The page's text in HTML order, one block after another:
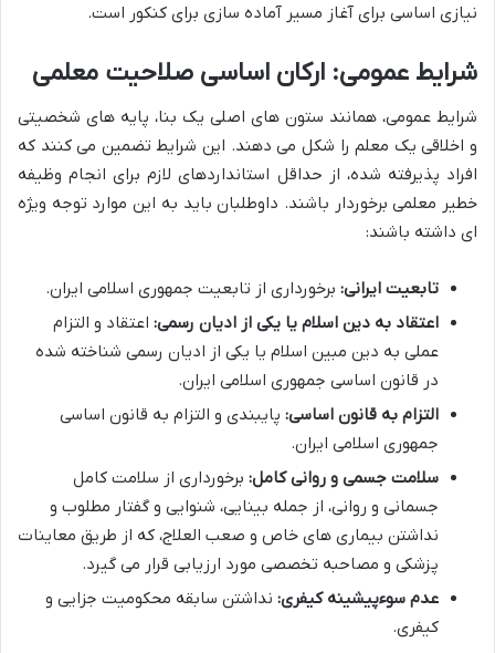
نیازی اساسی برای آغاز مسیر آماده سازی برای کنکور است.
شرایط عمومی: ارکان اساسی صلاحیت معلمی
شرایط عمومی، همانند ستون های اصلی یک بنا، پایه های شخصیتی
و اخلاقی یک معلم را شکل می دهند. این شرایط تضمین می کنند که
افراد پذیرفته شده، از حداقل استانداردهای لازم برای انجام وظیفه
خطیر معلمی برخوردار باشند. داوطلبان باید به این موارد توجه ویژه
ای داشته باشند:
تابعیت ایرانی: برخورداری از تابعیت جمهوری اسلامی ایران.
اعتقاد به دین اسلام یا یکی از ادیان رسمی: اعتقاد و التزام
عملی به دین مبین اسلام یا یکی از ادیان رسمی شناخته شده
در قانون اساسی جمهوری اسلامی ایران.
التزام به قانون اساسی: پایبندی و التزام به قانون اساسی
جمهوری اسلامی ایران.
سلامت جسمی و روانی کامل: برخورداری از سلامت کامل
جسمانی و روانی، از جمله بینایی، شنوایی و گفتار مطلوب و
نداشتن بیماری های خاص و صعب العلاج، که از طریق معاینات
پزشکی و مصاحبه تخصصی مورد ارزیابی قرار می گیرد.
عدم سوءپیشینه کیفری: نداشتن سابقه محکومیت جزایی و
کیفری.